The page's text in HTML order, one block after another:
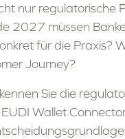
nur regulatorische
2027 müssen
für die Praxis?
Journey?
Sie die
Wallet